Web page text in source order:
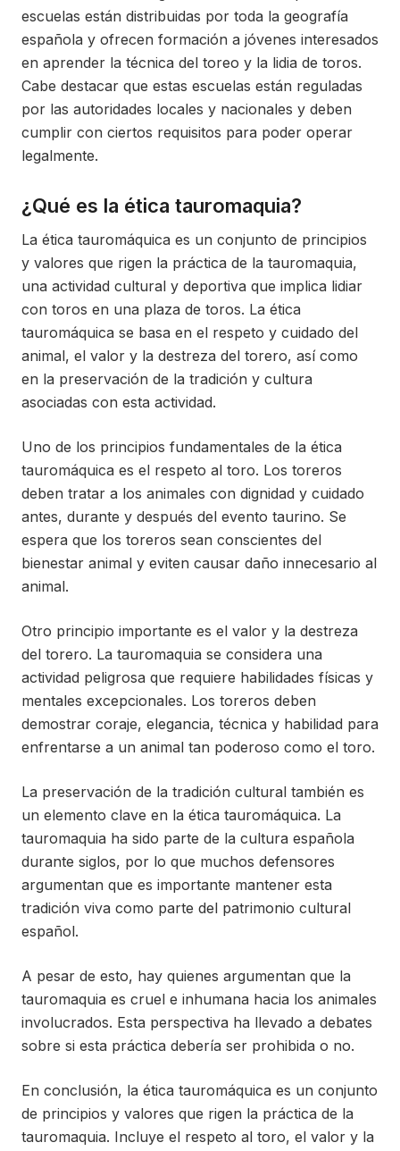
escuelas están distribuidas por toda la geografía
española y ofrecen formación a jóvenes interesados
en aprender la técnica del toreo y la lidia de toros.
Cabe destacar que estas escuelas están reguladas
por las autoridades locales y nacionales y deben
cumplir con ciertos requisitos para poder operar
legalmente.
¿Qué es la ética tauromaquia?
La ética tauromáquica es un conjunto de principios
y valores que rigen la práctica de la tauromaquia,
una actividad cultural y deportiva que implica lidiar
con toros en una plaza de toros. La ética
tauromáquica se basa en el respeto y cuidado del
animal, el valor y la destreza del torero, así como
en la preservación de la tradición y cultura
asociadas con esta actividad.
Uno de los principios fundamentales de la ética
tauromáquica es el respeto al toro. Los toreros
deben tratar a los animales con dignidad y cuidado
antes, durante y después del evento taurino. Se
espera que los toreros sean conscientes del
bienestar animal y eviten causar daño innecesario al
animal.
Otro principio importante es el valor y la destreza
del torero. La tauromaquia se considera una
actividad peligrosa que requiere habilidades físicas y
mentales excepcionales. Los toreros deben
demostrar coraje, elegancia, técnica y habilidad para
enfrentarse a un animal tan poderoso como el toro.
La preservación de la tradición cultural también es
un elemento clave en la ética tauromáquica. La
tauromaquia ha sido parte de la cultura española
durante siglos, por lo que muchos defensores
argumentan que es importante mantener esta
tradición viva como parte del patrimonio cultural
español.
A pesar de esto, hay quienes argumentan que la
tauromaquia es cruel e inhumana hacia los animales
involucrados. Esta perspectiva ha llevado a debates
sobre si esta práctica debería ser prohibida o no.
En conclusión, la ética tauromáquica es un conjunto
de principios y valores que rigen la práctica de la
tauromaquia. Incluye el respeto al toro, el valor y la